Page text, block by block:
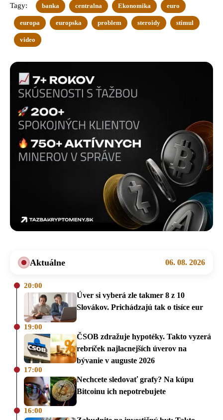
Tagy: banka centralna Ekonomika euro
europa europska problem steroidy stimul
video
Aktuálne 06. 08. 2026
20:00
Úver si vyberá zle takmer 8 z 10
Slovákov. Prichádzajú tak o tisíce eur
19:00
ČSOB zdražuje hypotéky. Takto vyzerá
rebríček najlacnejších úverov na
bývanie v auguste 2026
17:00
Nechcete sledovať grafy? Na kúpu
Bitcoinu ich nepotrebujete
16:00